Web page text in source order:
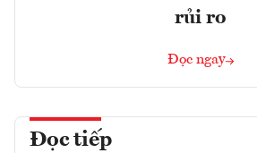
rủi ro
Đọc ngay
Đọc tiếp